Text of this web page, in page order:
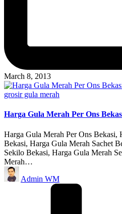
March 8, 2013
Posted
grosir gula merah
Harga Gula Merah Per Ons
Harga Gula Merah Per Ons Bekasi,
Bekasi, Harga Gula Merah Sachet
Sekilo Bekasi, Harga Gula Merah
Merah…
Posted
by
Admin WM